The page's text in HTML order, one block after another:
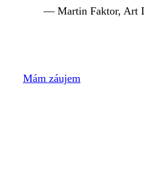
— Martin Faktor, Art
Mám záujem